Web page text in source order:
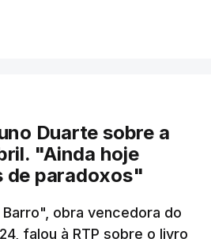
Duarte sobre a
"Ainda hoje
de paradoxos"
obra vencedora do
falou à RTP sobre o livro